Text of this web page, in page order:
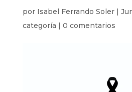
por Isabel Ferrando Soler|
categoría | 0 comentarios